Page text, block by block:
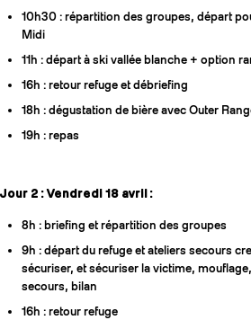
10h30 : répartition des groupes, départ
Midi
11h : départ à ski vallée blanche + option
16h : retour refuge et débriefing
18h : dégustation de bière avec Outer
19h : repas
Jour 2 : Vendredi 18 avril :
8h : briefing et répartition des groupes
9h : départ du refuge et ateliers secours
sécuriser, et sécuriser la victime,
secours, bilan
16h : retour refuge